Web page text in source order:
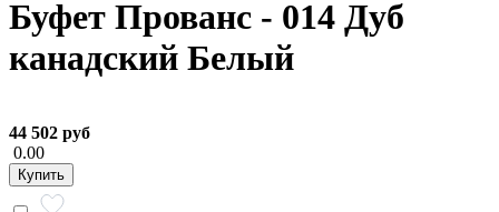
Буфет Прованс - 014 Дуб
канадский Белый
44 502 руб
0.00
Купить